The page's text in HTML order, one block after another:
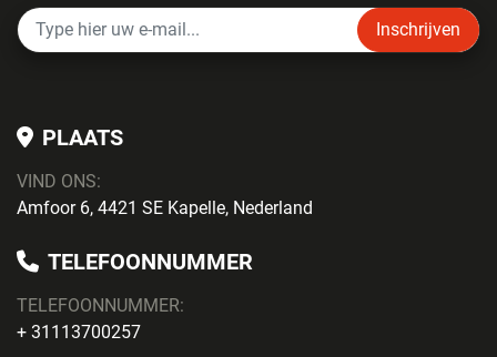
Inschrijven
PLAATS
VIND ONS:
Amfoor 6, 4421 SE Kapelle, Nederland
TELEFOONNUMMER
TELEFOONNUMMER:
+ 31113700257